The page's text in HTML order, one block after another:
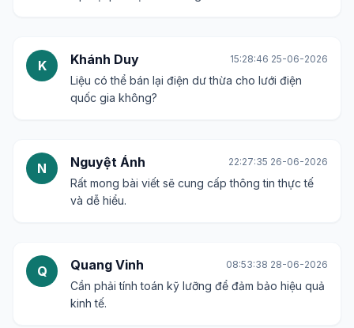
K Khánh Duy 15:28:46 25-06-2026
Liệu có thể bán lại điện dư thừa cho lưới điện
quốc gia không?
N Nguyệt Ánh 22:27:35 26-06-2026
Rất mong bài viết sẽ cung cấp thông tin thực tế
và dễ hiểu.
Q Quang Vinh 08:53:38 28-06-2026
Cần phải tính toán kỹ lưỡng để đảm bảo hiệu quả
kinh tế.